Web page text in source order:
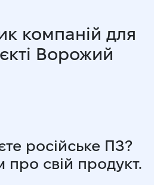
компаній для
Ворожий
російське ПЗ?
про свій продукт.